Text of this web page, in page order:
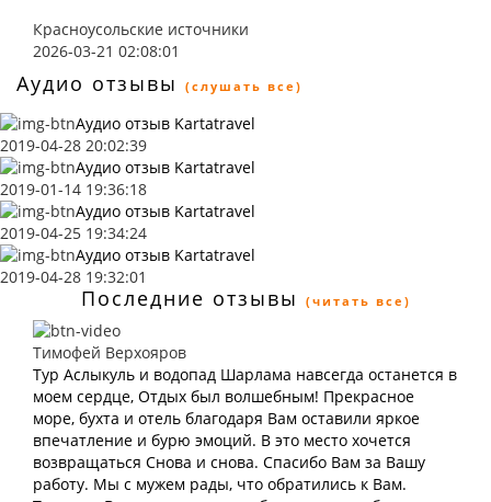
Красноусольские источники
2026-03-21 02:08:01
Аудио отзывы (слушать все)
Аудио отзыв Kartatravel
2019-04-28 20:02:39
Аудио отзыв Kartatravel
2019-01-14 19:36:18
Аудио отзыв Kartatravel
2019-04-25 19:34:24
Аудио отзыв Kartatravel
2019-04-28 19:32:01
Последние отзывы (читать все)
Тимофей Верхояров
Тур Аслыкуль и водопад Шарлама навсегда останется в
моем сердце, Отдых был волшебным! Прекрасное
море, бухта и отель благодаря Вам оставили яркое
впечатление и бурю эмоций. В это место хочется
возвращаться Снова и снова. Спасибо Вам за Вашу
работу. Мы с мужем рады, что обратились к Вам.